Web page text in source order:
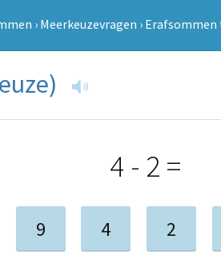
› Meerkeuzevragen › Erafsommen
4 - 2 =
9 4 2